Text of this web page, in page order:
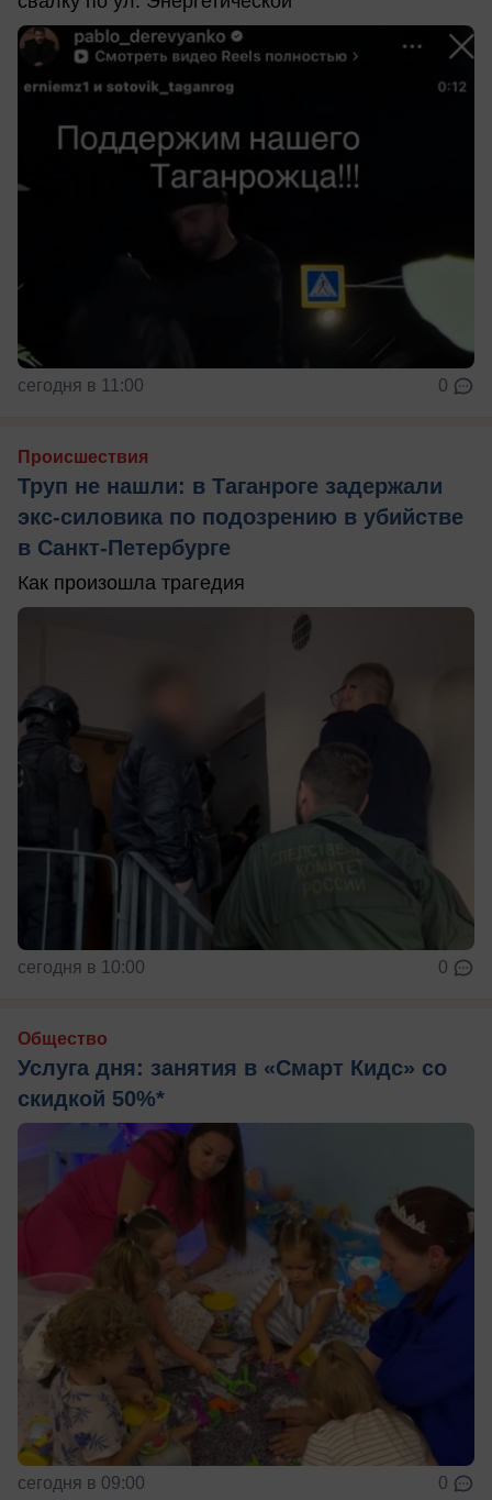
сегодня в 11:00 0
Происшествия
Труп не нашли: в Таганроге задержали
экс-силовика по подозрению в убийстве
в Санкт-Петербурге
Как произошла трагедия
сегодня в 10:00 0
Общество
Услуга дня: занятия в «Смарт Кидс» со
скидкой 50%*
сегодня в 09:00 0